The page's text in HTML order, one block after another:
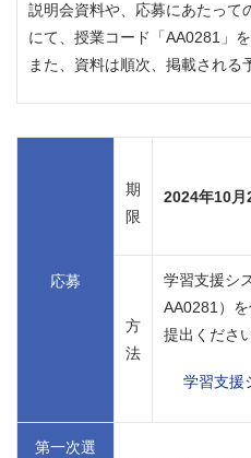
説明会資料や、応募にあたって
にて、授業コード「AA0281」
また、資料は順次、掲載される
応募
期
限
2024年10月
方
法
学習支援シ
AA0281）
提出ください
学習支援
第一次選